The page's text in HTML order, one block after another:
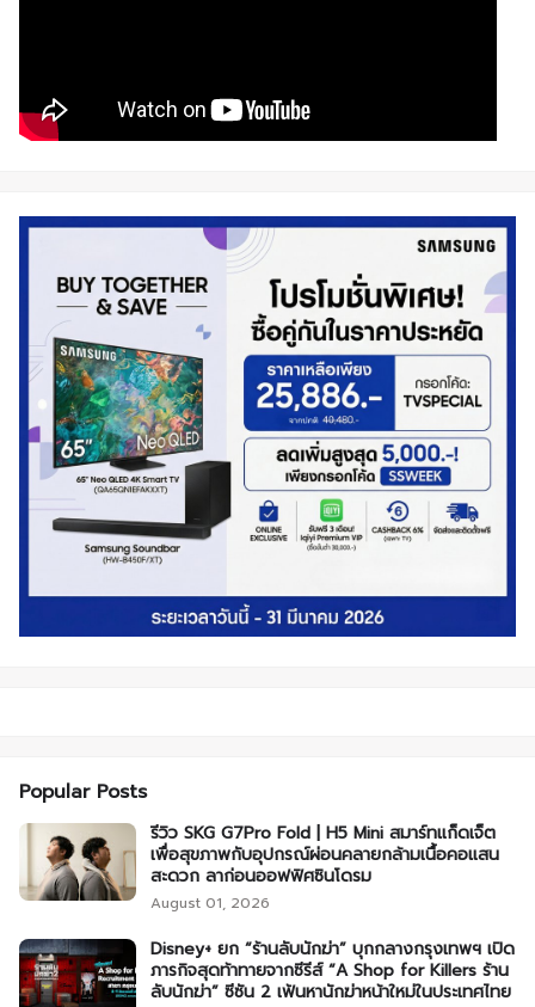
Popular Posts
รีวิว SKG G7Pro Fold | H5 Mini สมาร์ทแก็ดเจ็ต
เพื่อสุขภาพกับอุปกรณ์ผ่อนคลายกล้ามเนื้อคอแสน
สะดวก ลาก่อนออฟฟิศซินโดรม
August 01, 2026
Disney+ ยก “ร้านลับนักฆ่า” บุกกลางกรุงเทพฯ เปิด
ภารกิจสุดท้าทายจากซีรีส์ “A Shop for Killers ร้าน
ลับนักฆ่า” ซีซัน 2 เฟ้นหานักฆ่าหน้าใหม่ในประเทศไทย